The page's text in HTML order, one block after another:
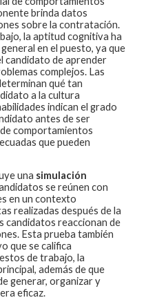
brinda datos
sobre la contratación.
la aptitud cognitiva ha
en el puesto, ya que
candidato de aprender
complejos. Las
qué tan
a la cultura
indican el grado
antes de ser
comportamientos
que pueden
una simulación
se reúnen con
en un contexto
realizadas después de la
candidatos reaccionan de
Esta prueba también
que se califica
de trabajo, la
además de que
generar, organizar y
eficaz.